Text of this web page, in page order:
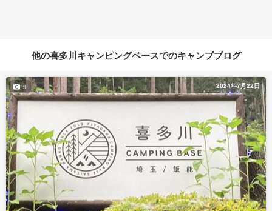
他の喜多川キャンピングベースでのキャンプブログ
2024年7月22日
9